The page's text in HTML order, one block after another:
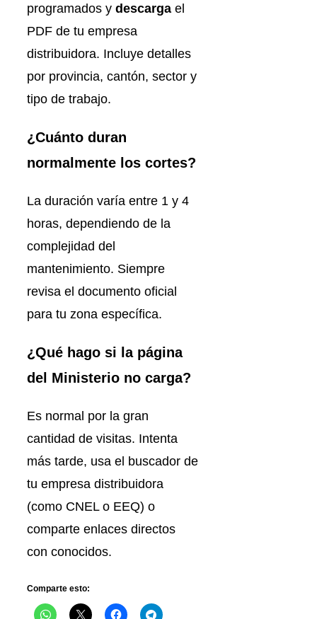
programados y descarga el
PDF de tu empresa
distribuidora. Incluye detalles
por provincia, cantón, sector y
tipo de trabajo.
¿Cuánto duran
normalmente los cortes?
La duración varía entre 1 y 4
horas, dependiendo de la
complejidad del
mantenimiento. Siempre
revisa el documento oficial
para tu zona específica.
¿Qué hago si la página
del Ministerio no carga?
Es normal por la gran
cantidad de visitas. Intenta
más tarde, usa el buscador de
tu empresa distribuidora
(como CNEL o EEQ) o
comparte enlaces directos
con conocidos.
Comparte esto: